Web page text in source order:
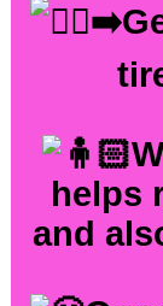
helps
and